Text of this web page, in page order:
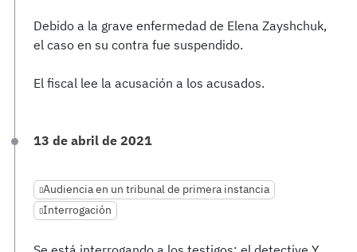
Debido a la grave enfermedad de Elena Zayshchuk,
el caso en su contra fue suspendido.
El fiscal lee la acusación a los acusados.
13 de abril de 2021
Audiencia en un tribunal de primera instancia
Interrogación